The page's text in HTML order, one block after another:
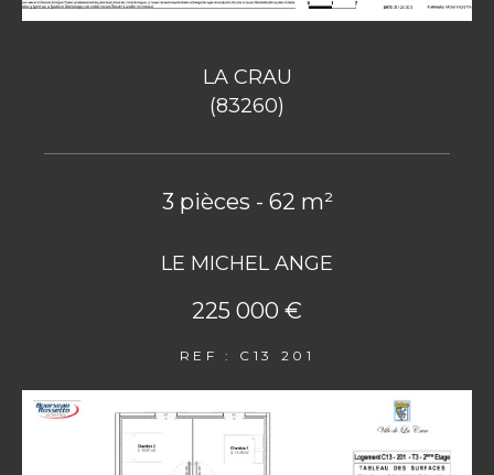
LA CRAU
(83260)
3 pièces - 62 m²
LE MICHEL ANGE
225 000 €
REF : C13 201